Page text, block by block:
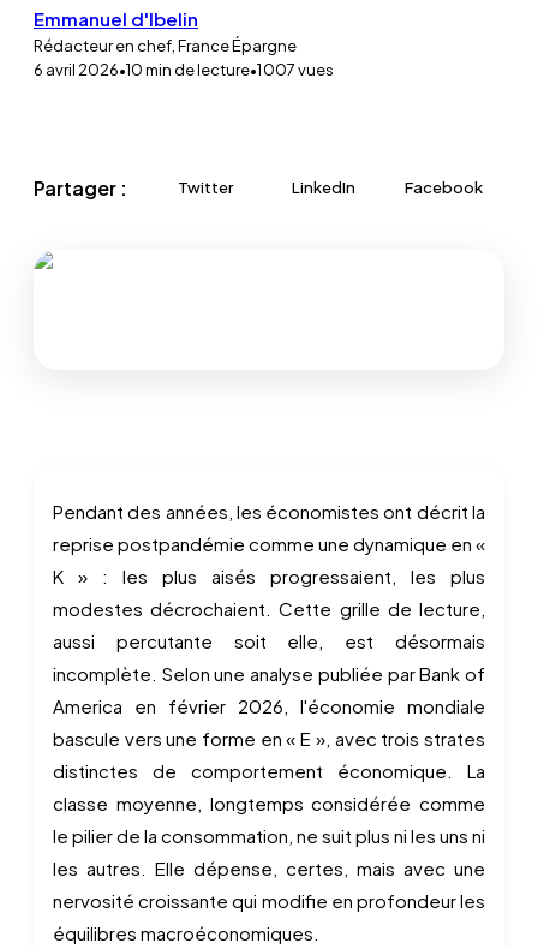
Emmanuel d'Ibelin
Rédacteur en chef, France Épargne
6 avril 2026•10min de lecture•1 007vues
Partager : Twitter LinkedIn Facebook
Pendant des années, les économistes ont décrit la
reprise postpandémie comme une dynamique en «
K » : les plus aisés progressaient, les plus
modestes décrochaient. Cette grille de lecture,
aussi percutante soit elle, est désormais
incomplète. Selon une analyse publiée par Bank of
America en février 2026, l'économie mondiale
bascule vers une forme en « E », avec trois strates
distinctes de comportement économique. La
classe moyenne, longtemps considérée comme
le pilier de la consommation, ne suit plus ni les uns ni
les autres. Elle dépense, certes, mais avec une
nervosité croissante qui modifie en profondeur les
équilibres macroéconomiques.